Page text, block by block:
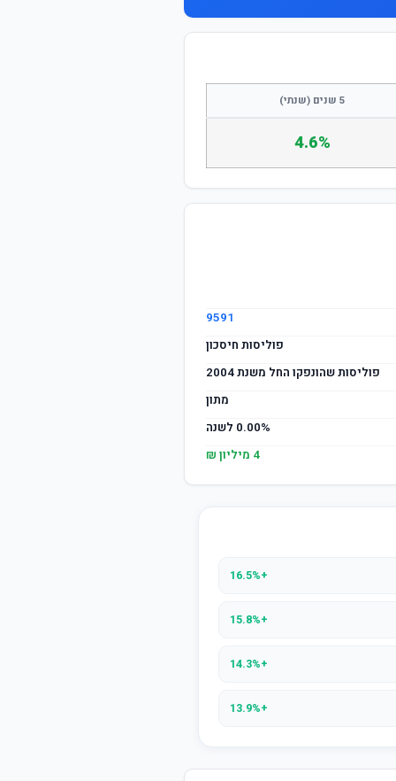
5 שנים (שנתי)
4.6%
9591
פוליסות חיסכון
פוליסות שהונפקו החל משנת 2004
מתון
0.00% לשנה
4 מיליון ₪
+16.5%
+15.8%
+14.3%
+13.9%